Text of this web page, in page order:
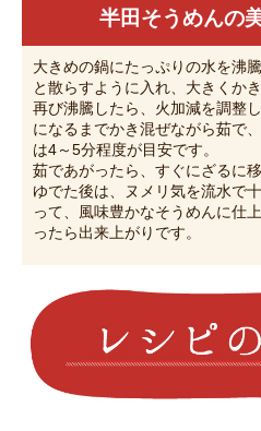
半田そうめんの
大きめの鍋にたっぷりの水を沸
と散らすように入れ、大きくか
再び沸騰したら、火加減を調整
になるまでかき混ぜながら茹で
は4～5分程度が目安です。
茹であがったら、すぐにざるに移
ゆでた後は、ヌメリ気を流水で
って、風味豊かなそうめんに仕
ったら出来上がりです。